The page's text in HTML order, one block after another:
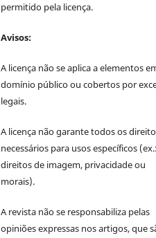
permitido pela licença.
Avisos:
A licença não se aplica a elementos
domínio público ou cobertos por
legais.
A licença não garante todos os
necessários para usos específicos (ex.:
direitos de imagem, privacidade ou
morais).
A revista não se responsabiliza pelas
opiniões expressas nos artigos, que